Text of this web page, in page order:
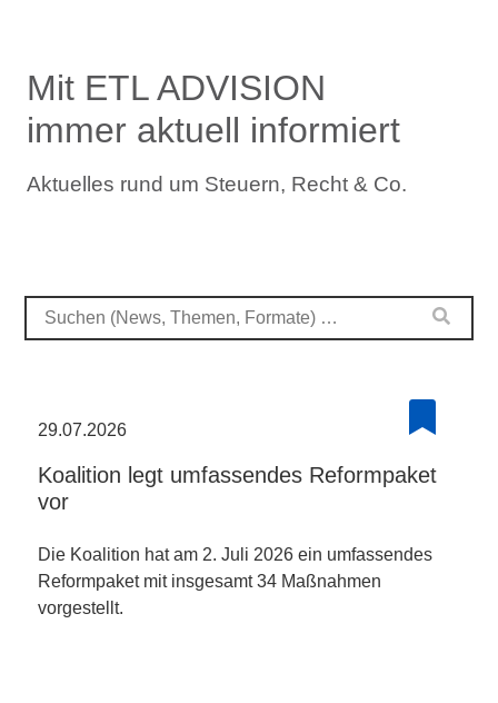
Mit ETL ADVISION
immer aktuell informiert
Aktuelles rund um Steuern, Recht & Co.
29.07.2026
Koalition legt umfassendes Reformpaket
vor
Die Koalition hat am 2. Juli 2026 ein umfassendes
Reformpaket mit insgesamt 34 Maßnahmen
vorgestellt.